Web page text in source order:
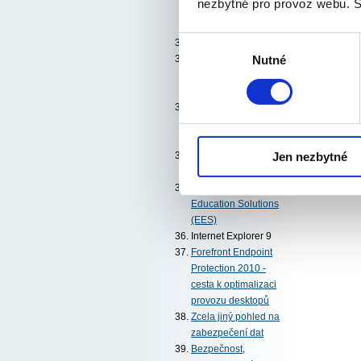
nezbytné pro provoz webu.
Výběr
souhlasu
Nutné
Jen nezbytné
v datacentrech: VDA,
Visual Studio Team
Business Inteligence
pro každého:
PowerPivot
Professional 2010
Education Solutions
(EES)
Internet Explorer 9
Forefront Endpoint
Protection 2010 -
cesta k optimalizaci
provozu desktopů
Zcela jiný pohled na
zabezpečení dat
Bezpečnost,